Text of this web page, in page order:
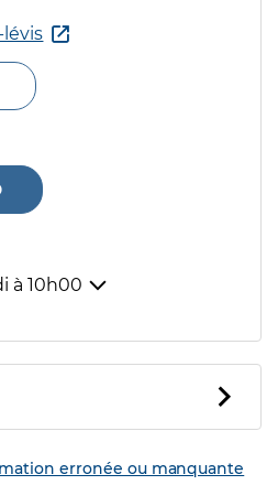
lévis
à 10h00
erronée ou manquante